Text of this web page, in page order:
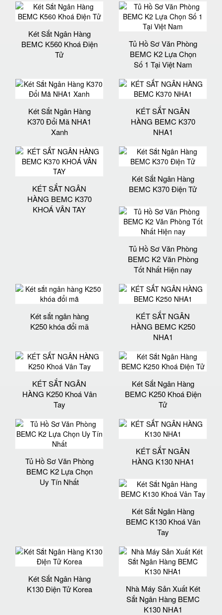
Két Sắt Ngân Hàng
BEMC K560 Khoá Điện
Tử
Tủ Hồ Sơ Văn Phòng
BEMC K2 Lựa Chọn
Số 1 Tại Việt Nam
Két Sắt Ngân Hàng
K370 Đổi Mã NHA1
Xanh
KÉT SẮT NGÂN
HÀNG BEMC K370
NHA1
KÉT SẮT NGÂN
HÀNG BEMC K370
KHOÁ VÂN TAY
Két Sắt Ngân Hàng
BEMC K370 Điện Tử
Tủ Hồ Sơ Văn Phòng
BEMC K2 Văn Phòng
Tốt Nhất Hiện nay
Két sắt ngân hàng
K250 khóa đổi mã
KÉT SẮT NGÂN
HÀNG BEMC K250
NHA1
KÉT SẮT NGÂN
HÀNG K250 Khoá Vân
Tay
Két Sắt Ngân Hàng
BEMC K250 Khoá Điện
Tử
Tủ Hồ Sơ Văn Phòng
BEMC K2 Lựa Chọn
Uy Tín Nhất
KÉT SẮT NGÂN
HÀNG K130 NHA1
Két Sắt Ngân Hàng
BEMC K130 Khoá Vân
Tay
Két Sắt Ngân Hàng
K130 Điện Tử Korea
Nhà Máy Sản Xuất Két
Sắt Ngân Hàng BEMC
K130 NHA1